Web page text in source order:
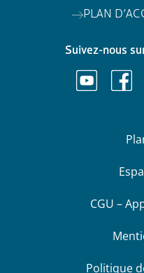
PLAN
Suivez-nous
CGU –
Politique